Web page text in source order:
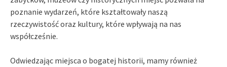
poznanie wydarzeń, które kształtowały naszą
rzeczywistość oraz kultury, które wpływają na nas
współcześnie.
Odwiedzając miejsca o bogatej historii, mamy również